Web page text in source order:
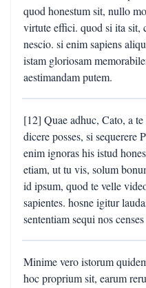
quod honestum sit, nullo
virtute effici. quod si ita sit,
nescio. si enim sapiens
istam gloriosam
aestimandam putem.
[12] Quae adhuc, Cato, a
dicere posses, si sequerere
enim ignoras his istud
etiam, ut tu vis, solum
id ipsum, quod te velle
sapientes. hosne igitur
sententiam sequi nos
Minime vero istorum
hoc proprium sit, earum